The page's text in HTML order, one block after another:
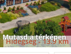
Mutasd a térképen
Hidegség -13.9 km